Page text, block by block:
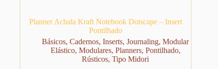
Planner Achala Kraft Notebook Dotscape – Insert
Pontilhado
Básicos,Cadernos,Inserts,Journaling,Modular
Elástico, Modulares, Planners, Pontilhado,
Rústicos,Tipo Midori